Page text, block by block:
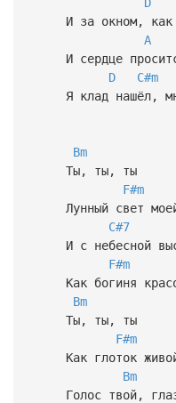
И за окном, как
A
И сердце
D
C#m
Я клад нашёл,
Bm
Ты, ты, ты
F#m
Лунный свет моей
C#7
И с небесной
F#m
Как богиня
Bm
Ты, ты, ты
F#m
Как глоток
Bm
Голос твой,